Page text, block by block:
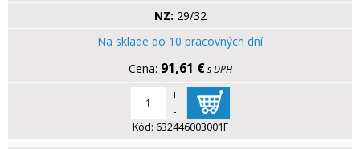
NZ: 29/32
Na sklade do 10 pracovných dní
91,61 € s DPH
+
-
Kód: 632446003001F